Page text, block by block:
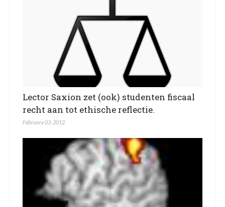
Lector Saxion zet (ook) studenten fiscaal
recht aan tot ethische reflectie.
February 03, 2012